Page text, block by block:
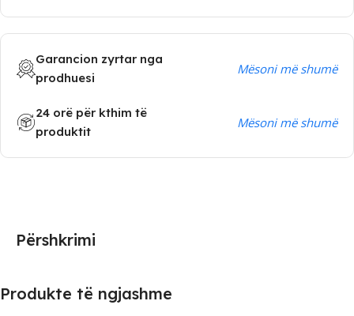
Garancion zyrtar nga
prodhuesi
Mësoni më shumë
24 orë për kthim të
produktit
Mësoni më shumë
Përshkrimi
Produkte të ngjashme